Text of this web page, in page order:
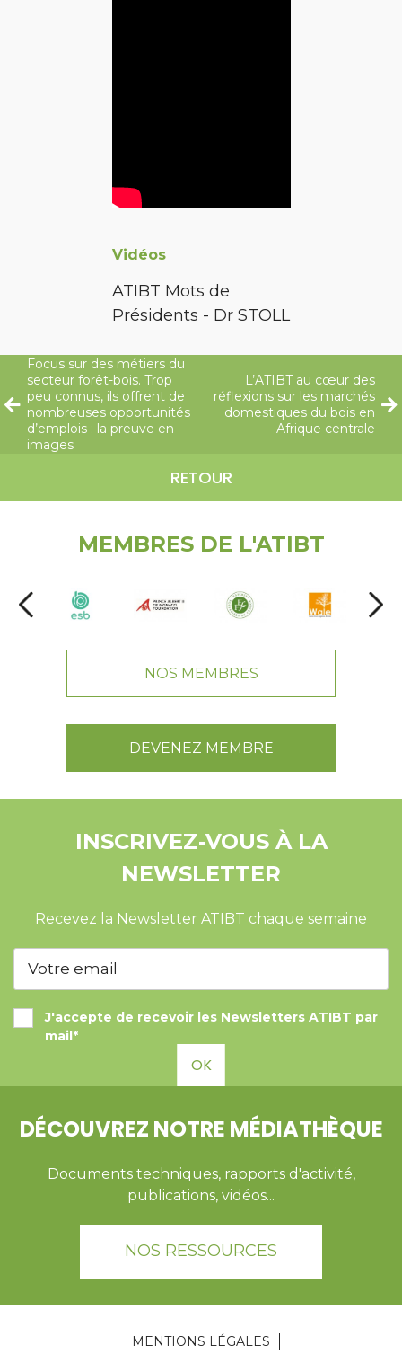
Vidéos
ATIBT Mots de
Présidents - Dr STOLL
Focus sur des métiers du
secteur forêt-bois. Trop
peu connus, ils offrent de
nombreuses opportunités
d’emplois : la preuve en
images
RETOUR
L’ATIBT au cœur des
réflexions sur les marchés
domestiques du bois en
Afrique centrale
MEMBRES DE L'ATIBT
NOS MEMBRES
DEVENEZ MEMBRE
INSCRIVEZ-VOUS À LA
NEWSLETTER
Recevez la Newsletter ATIBT chaque semaine
J'accepte de recevoir les Newsletters ATIBT par
mail*
OK
DÉCOUVREZ NOTRE MÉDIATHÈQUE
Documents techniques, rapports d'activité,
publications, vidéos...
NOS RESSOURCES
MENTIONS LÉGALES